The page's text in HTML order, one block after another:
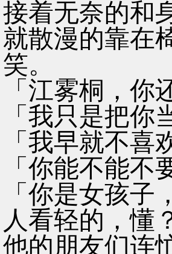
接着无奈的和
就散漫的靠在
笑。
「江雾桐，
「我只是把你
「我早就不喜
「你能不能不
「你是女孩
人看轻的，懂
他的朋友们连